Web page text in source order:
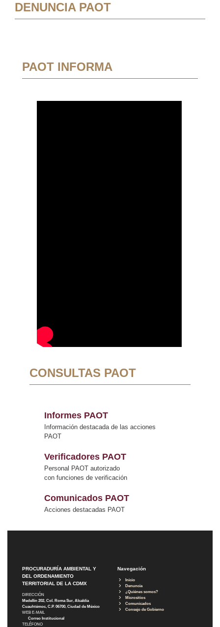
DENUNCIA PAOT
PAOT INFORMA
CONSULTAS PAOT
Informes PAOT
Información destacada de las acciones
PAOT
Verificadores PAOT
Personal PAOT autorizado
con funciones de verificación
Comunicados PAOT
Acciones destacadas PAOT
PROCURADURÍA AMBIENTAL Y
DEL ORDENAMIENTO
TERRITORIAL DE LA CDMX
DIRECCIÓN
Medellín 202, Col. Roma Sur, Alcaldía
Cuauhtémoc, C.P. 06700, Ciudad de México
WEB E-MAIL
Correo Institucional
TELÉFONO
Navegación
Inicio
Denuncia
¿Quiénes somos?
Micrositios
Comunicados
Consejo de Gobierno